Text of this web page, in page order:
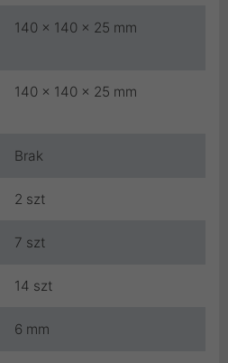
140 x 140 x 25 mm
140 x 140 x 25 mm
Brak
2 szt
7 szt
14 szt
6 mm